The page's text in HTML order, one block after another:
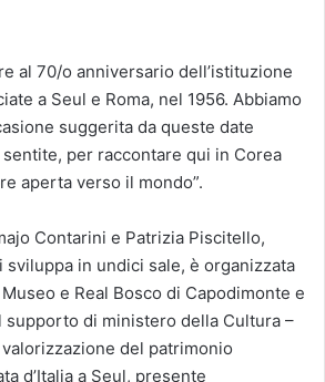
al 70/o anniversario dell’istituzione
a Seul e Roma, nel 1956. Abbiamo
suggerita da queste date
per raccontare qui in Corea
aperta verso il mondo”.
Contarini e Patrizia Piscitello,
sviluppa in undici sale, è organizzata
e Real Bosco di Capodimonte e
supporto di ministero della Cultura –
del patrimonio
d’Italia a Seul, presente